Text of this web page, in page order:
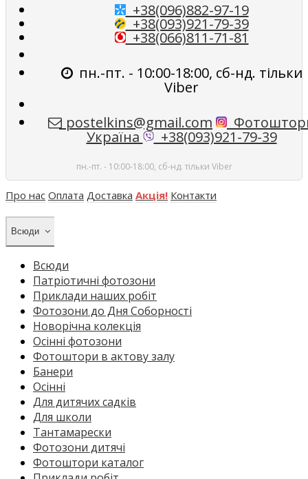
+38(096)882-97-19
+38(093)921-79-39
+38(066)811-71-81
пн.-пт. - 10:00-18:00, сб-нд. тільки
Viber
postelkins@gmail.com
Україна +38(093)921-79-39
пн.-пт. - 10:00-18:00, сб-нд. тільки Viber
Про нас Оплата Доставка Акція! Контакти
Всюди
Всюди
Патріотичні фотозони
Приклади наших робіт
Фотозони до Дня Соборності
Новорічна колекція
Осінні фотозони
Фотоштори в актову залу
Банери
Осінні
Для дитячих садків
Для школи
Тантамарески
Фотозони дитячі
Фотоштори каталог